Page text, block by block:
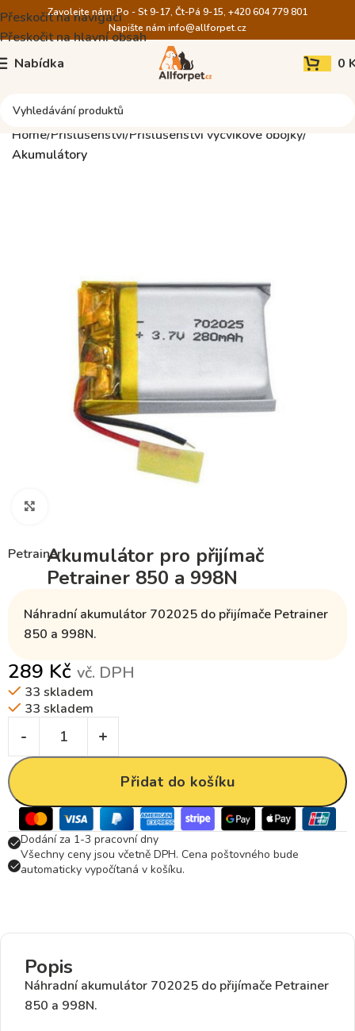
Přeskočit na navigaci
Přeskočit na hlavní obsah
Zavolejte nám: Po - St 9-17, Čt-Pá 9-15, +420 604 779 801
Napište nám info@allforpet.cz
Nabídka 0
Home Příslušenství Příslušenství výcvikové obojky
Akumulátory
PetrainerAkumulátor pro přijímač
Petrainer 850 a 998N
Náhradní akumulátor 702025 do přijímače Petrainer
850 a 998N.
289 Kč vč. DPH
33 skladem
33 skladem
Přidat do košíku
Dodání za 1-3 pracovní dny
Všechny ceny jsou včetně DPH. Cena poštovného bude
automaticky vypočítaná v košíku.
Popis
Náhradní akumulátor 702025 do přijímače Petrainer
850 a 998N.